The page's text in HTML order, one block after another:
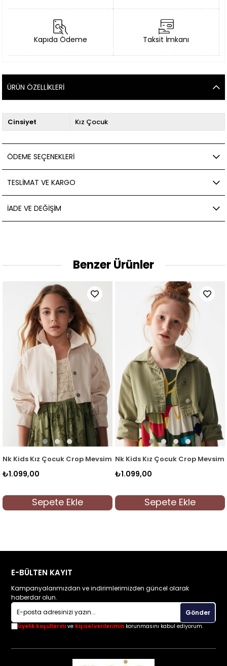
Kapıda Ödeme Taksit İmkanı
ÜRÜN ÖZELLIKLERI
Cinsiyet Kız Çocuk
ÖDEME SEÇENEKLERI
TESLIMAT VE KARGO
İADE VE DEĞIŞIM
Benzer Ürünler
Ceket 36702 Yeşil
Nk Kids Kız Çocuk Crop Mevsimlik Ceket 36704 Krem
₺1.099,00
Sepete Ekle
Nk Kids Kız Çocuk Crop
₺1.099,00
Sepete Ekle
E-BÜLTEN KAYIT
Kampanyalarımızdan ve indirimlerimizden güncel olarak
haberdar olun.
Gönder
Üyelik koşullarını ve kişisel verilerimin korunmasını kabul ediyorum.